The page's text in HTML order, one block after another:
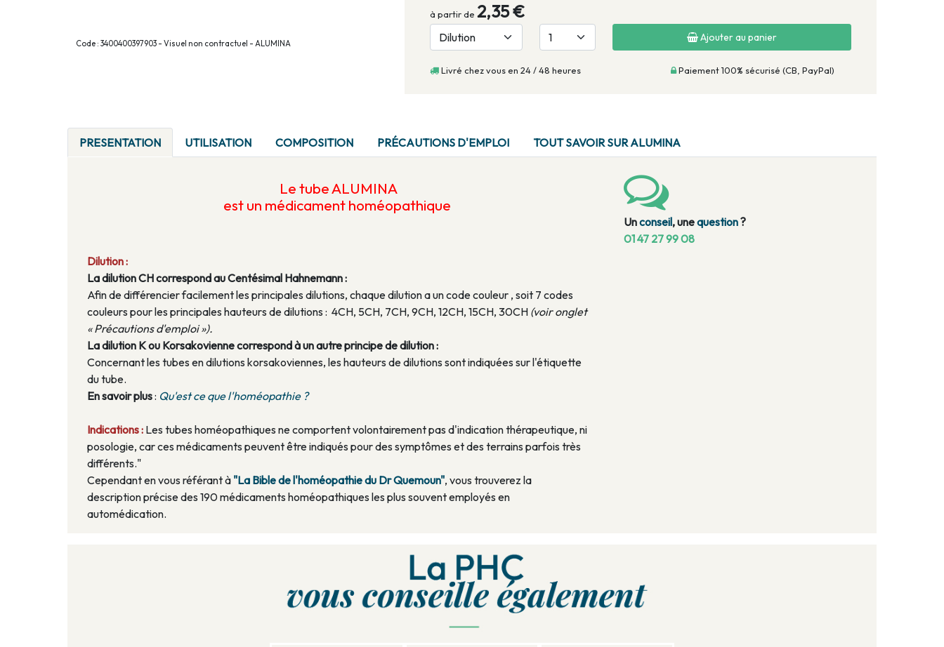
Code : 3400400397903 - Visuel non contractuel - ALUMINA
à partir de 2,35 €
Ajouter au panier
Livré chez vous en 24 / 48 heures Paiement 100% sécurisé (CB, PayPal)
PRESENTATION UTILISATION COMPOSITION PRÉCAUTIONS D'EMPLOI TOUT SAVOIR SUR ALUMINA
Le tube ALUMINA
est un médicament homéopathique
Dilution :
La dilution CH correspond au Centésimal Hahnemann :
Afin de différencier facilement les principales dilutions, chaque dilution a un code couleur , soit 7 codes
couleurs pour les principales hauteurs de dilutions : 4CH, 5CH, 7CH, 9CH, 12CH, 15CH, 30CH (voir onglet
« Précautions d'emploi »).
La dilution K ou Korsakovienne correspond à un autre principe de dilution :
Concernant les tubes en dilutions korsakoviennes, les hauteurs de dilutions sont indiquées sur l'étiquette
du tube.
En savoir plus: Qu'est ce que l'homéopathie ?
Indications : Les tubes homéopathiques ne comportent volontairement pas d'indication thérapeutique, ni
posologie, car ces médicaments peuvent être indiqués pour des symptômes et des terrains parfois très
différents."
Cependant en vous référant à "La Bible de l'homéopathie du Dr Quemoun", vous trouverez la
description précise des 190 médicaments homéopathiques les plus souvent employés en
automédication.
Unconseil, unequestion?
01 47 27 99 08